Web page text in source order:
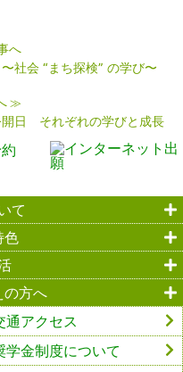
へ
会 “まち探検” の学び〜
≫
日 それぞれの学びと成長
て
色
の方へ
通アクセス
学金制度について